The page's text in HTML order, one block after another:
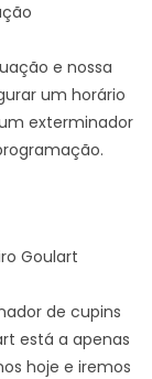
e nossa
um horário
exterminador
Goulart
de cupins
está a apenas
hoje e iremos